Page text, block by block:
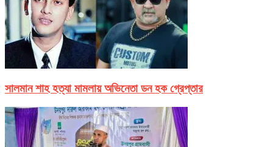
সালমান শাহ হত্যা মামলায় অভিনেতা ডন হক গ্রেপ্তার